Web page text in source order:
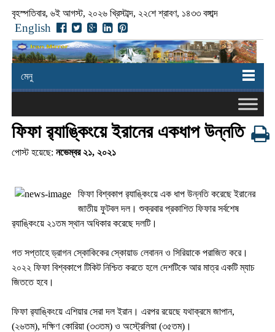
বৃহস্পতিবার, ৬ই আগস্ট, ২০২৬ খ্রিস্টাব্দ, ২২শে শ্রাবণ, ১৪৩৩ বঙ্গাব্দ
English
মেনু
ফিফা র‌্যাঙ্কিংয়ে ইরানের একধাপ উন্নতি
পোস্ট হয়েছে: নভেম্বর ২১, ২০২১
ফিফা বিশ্বকাপ র‌্যাঙ্কিংয়ে এক ধাপ উন্নতি করেছে ইরানের
জাতীয় ফুটবল দল। শুক্রবার প্রকাশিত ফিফার সর্বশেষ
র‌্যাঙ্কিংয়ে ২১তম স্থান অধিকার করেছে দলটি।
গত সপ্তাহে ড্রাগন স্কোকিকের স্কোয়াড লেবানন ও সিরিয়াকে পরাজিত করে।
২০২২ ফিফা বিশ্বকাপে টিকিট নিশ্চিত করতে হলে দেশটিকে আর মাত্র একটি ম্যাচ
জিততে হবে।
ফিফা র‌্যাঙ্কিংয়ে এশিয়ার সেরা দল ইরান। এরপর রয়েছে যথাক্রমে জাপান,
(২৬তম), দক্ষিণ কোরিয়া (৩৩তম) ও অস্ট্রেলিয়া (৩৫তম)।